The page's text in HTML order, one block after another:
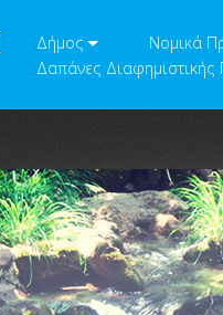
Δήμος Νομικά
Δαπάνες